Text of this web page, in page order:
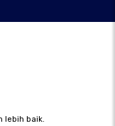
lebih baik.